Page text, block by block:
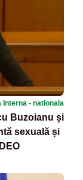
Interna - nationala
Buzoianu și
sexuală și